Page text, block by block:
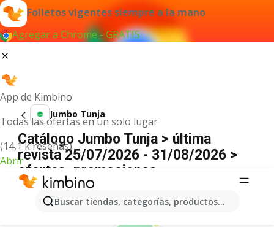
Folletos vigentes siempre a la mano
Agregar a Chrome - GRATIS
App de Kimbino
Todas las ofertas en un solo lugar
(14,1 k reseñas)
Abrir
Buscar tiendas, categorías, productos...
Jumbo Tunja
Catálogo Jumbo Tunja > última
revista 25/07/2026 - 31/08/2026 >
ofertas, promociones